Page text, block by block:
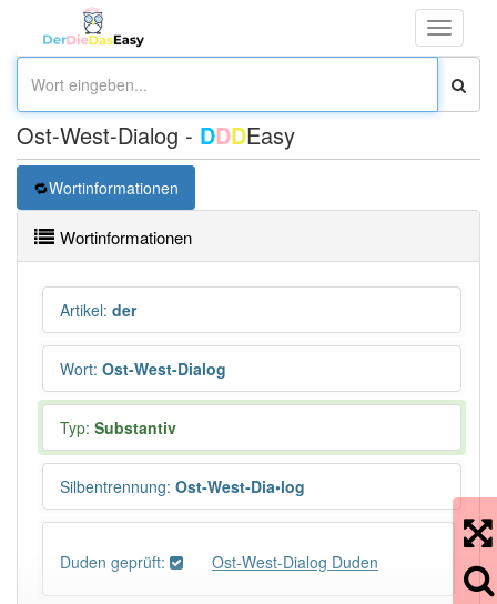
Toggle
Ost-West-Dialog - DDDEasy
Wortinformationen
Wortinformationen
Artikel: der
Wort: Ost-West-Dialog
Typ: Substantiv
Silbentrennung: Ost-West-Dia•log
Duden geprüft: Ost-West-Dialog Duden